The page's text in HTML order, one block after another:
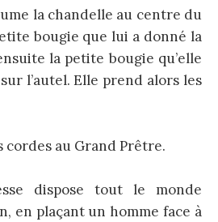
la chandelle au centre du
bougie que lui a donné la
la petite bougie qu’elle
l’autel. Elle prend alors les
cordes au Grand Prêtre.
dispose tout le monde
en plaçant un homme face à